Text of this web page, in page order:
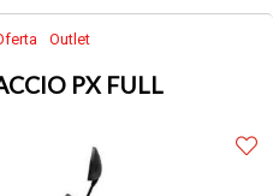
Outlet
PX FULL